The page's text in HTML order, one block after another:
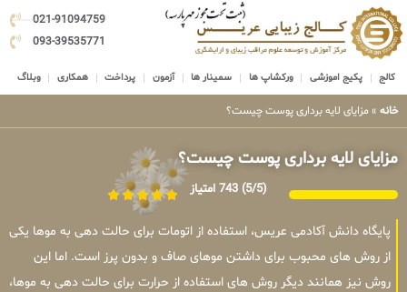
021-91094759
093-39535771
کالج پکیج اموزشی ورکشاپ ها سمینار ها آزمون پرداخت همکاری وبلاگ
خانه » مزایای لایه برداری پوست چیست؟
مزایای لایه برداری پوست چیست؟
(5/5) 743 امتیاز
پایگاه دانش آکادمی عریس، استفاده از اتومات برای حالت دهی به موها یکی
از روش های محبوب برای داشتن موهای صاف و بدون پرز است. اما این
روش نیز همانند دیگر روش های استفاده از حرارت برای حالت دهی به موها،